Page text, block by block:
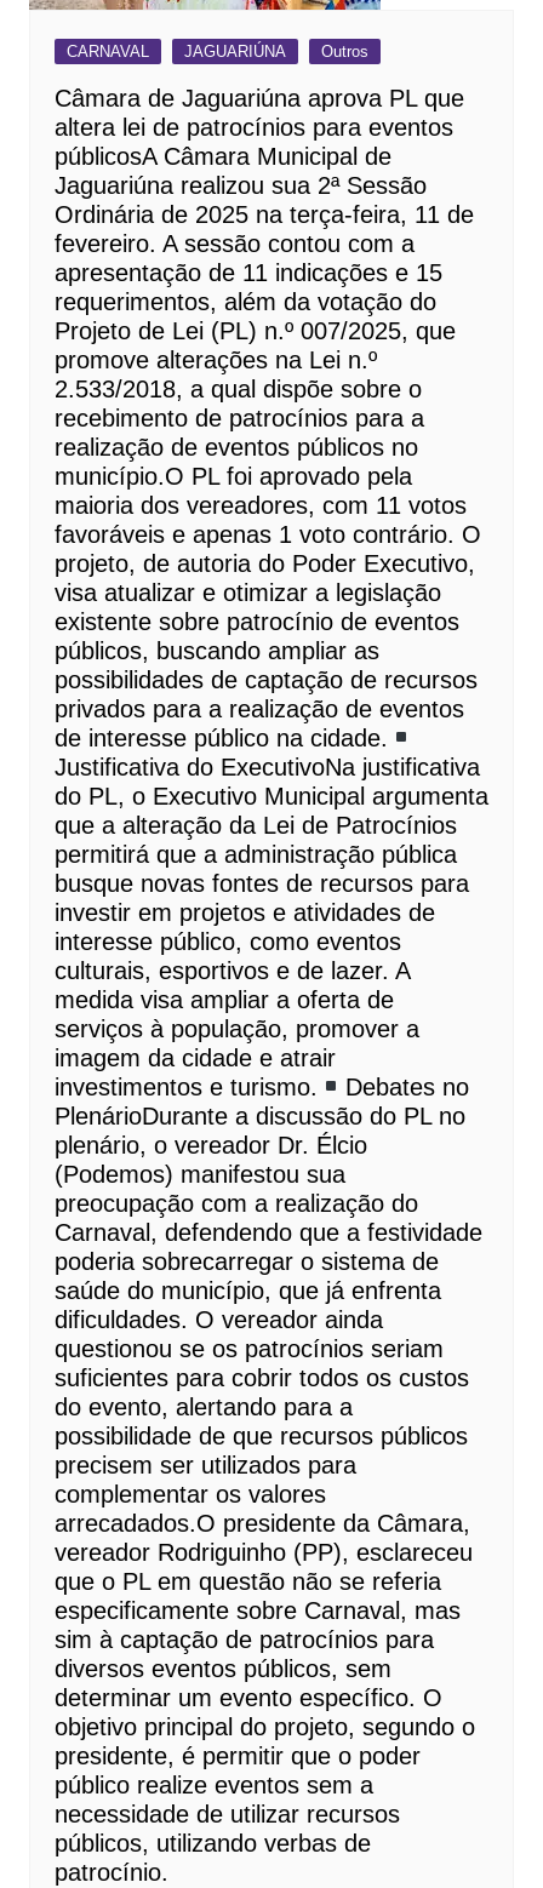
CARNAVAL JAGUARIÚNA Outros
Câmara de Jaguariúna aprova PL que
altera lei de patrocínios para eventos
públicosA Câmara Municipal de
Jaguariúna realizou sua 2ª Sessão
Ordinária de 2025 na terça-feira, 11 de
fevereiro. A sessão contou com a
apresentação de 11 indicações e 15
requerimentos, além da votação do
Projeto de Lei (PL) n.º 007/2025, que
promove alterações na Lei n.º
2.533/2018, a qual dispõe sobre o
recebimento de patrocínios para a
realização de eventos públicos no
município.O PL foi aprovado pela
maioria dos vereadores, com 11 votos
favoráveis e apenas 1 voto contrário. O
projeto, de autoria do Poder Executivo,
visa atualizar e otimizar a legislação
existente sobre patrocínio de eventos
públicos, buscando ampliar as
possibilidades de captação de recursos
privados para a realização de eventos
de interesse público na cidade.
Justificativa do ExecutivoNa justificativa
do PL, o Executivo Municipal argumenta
que a alteração da Lei de Patrocínios
permitirá que a administração pública
busque novas fontes de recursos para
investir em projetos e atividades de
interesse público, como eventos
culturais, esportivos e de lazer. A
medida visa ampliar a oferta de
serviços à população, promover a
imagem da cidade e atrair
investimentos e turismo.
Debates no
PlenárioDurante a discussão do PL no
plenário, o vereador Dr. Élcio
(Podemos) manifestou sua
preocupação com a realização do
Carnaval, defendendo que a festividade
poderia sobrecarregar o sistema de
saúde do município, que já enfrenta
dificuldades. O vereador ainda
questionou se os patrocínios seriam
suficientes para cobrir todos os custos
do evento, alertando para a
possibilidade de que recursos públicos
precisem ser utilizados para
complementar os valores
arrecadados.O presidente da Câmara,
vereador Rodriguinho (PP), esclareceu
que o PL em questão não se referia
especificamente sobre Carnaval, mas
sim à captação de patrocínios para
diversos eventos públicos, sem
determinar um evento específico. O
objetivo principal do projeto, segundo o
presidente, é permitir que o poder
público realize eventos sem a
necessidade de utilizar recursos
públicos, utilizando verbas de
patrocínio.